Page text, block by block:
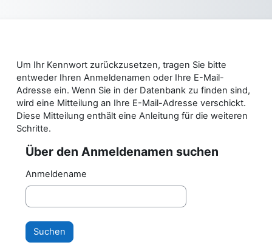
Um Ihr Kennwort zurückzusetzen, tragen Sie bitte
entweder Ihren Anmeldenamen oder Ihre E-Mail-
Adresse ein. Wenn Sie in der Datenbank zu finden sind,
wird eine Mitteilung an Ihre E-Mail-Adresse verschickt.
Diese Mitteilung enthält eine Anleitung für die weiteren
Schritte.
Über den Anmeldenamen suchen
Über den Anmeldenamen suchen
Anmeldename